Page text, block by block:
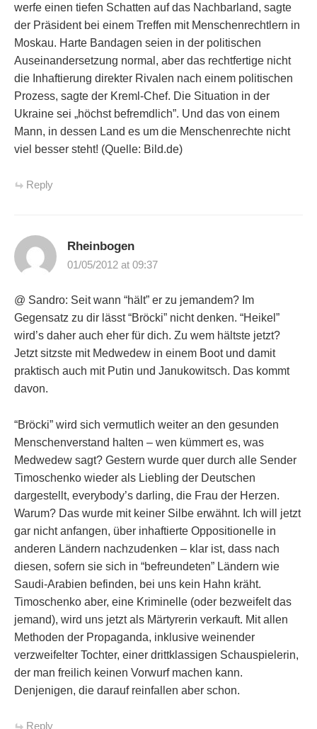
werfe einen tiefen Schatten auf das Nachbarland, sagte
der Präsident bei einem Treffen mit Menschenrechtlern in
Moskau. Harte Bandagen seien in der politischen
Auseinandersetzung normal, aber das rechtfertige nicht
die Inhaftierung direkter Rivalen nach einem politischen
Prozess, sagte der Kreml-Chef. Die Situation in der
Ukraine sei „höchst befremdlich”. Und das von einem
Mann, in dessen Land es um die Menschenrechte nicht
viel besser steht! (Quelle: Bild.de)
Reply
Rheinbogen
01/05/2012 at 09:37
@ Sandro: Seit wann “hält” er zu jemandem? Im
Gegensatz zu dir lässt “Bröcki” nicht denken. “Heikel”
wird’s daher auch eher für dich. Zu wem hältste jetzt?
Jetzt sitzste mit Medwedew in einem Boot und damit
praktisch auch mit Putin und Janukowitsch. Das kommt
davon.
“Bröcki” wird sich vermutlich weiter an den gesunden
Menschenverstand halten – wen kümmert es, was
Medwedew sagt? Gestern wurde quer durch alle Sender
Timoschenko wieder als Liebling der Deutschen
dargestellt, everybody’s darling, die Frau der Herzen.
Warum? Das wurde mit keiner Silbe erwähnt. Ich will jetzt
gar nicht anfangen, über inhaftierte Oppositionelle in
anderen Ländern nachzudenken – klar ist, dass nach
diesen, sofern sie sich in “befreundeten” Ländern wie
Saudi-Arabien befinden, bei uns kein Hahn kräht.
Timoschenko aber, eine Kriminelle (oder bezweifelt das
jemand), wird uns jetzt als Märtyrerin verkauft. Mit allen
Methoden der Propaganda, inklusive weinender
verzweifelter Tochter, einer drittklassigen Schauspielerin,
der man freilich keinen Vorwurf machen kann.
Denjenigen, die darauf reinfallen aber schon.
Reply